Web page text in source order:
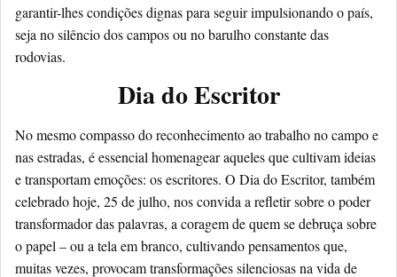
garantir-lhes condições dignas para seguir impulsionando o país,
seja no silêncio dos campos ou no barulho constante das
rodovias.
Dia do Escritor
No mesmo compasso do reconhecimento ao trabalho no campo e
nas estradas, é essencial homenagear aqueles que cultivam ideias
e transportam emoções: os escritores. O Dia do Escritor, também
celebrado hoje, 25 de julho, nos convida a refletir sobre o poder
transformador das palavras, a coragem de quem se debruça sobre
o papel – ou a tela em branco, cultivando pensamentos que,
muitas vezes, provocam transformações silenciosas na vida de